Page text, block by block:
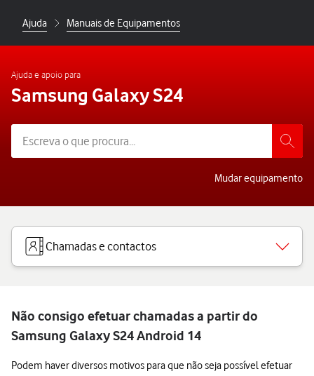
Ajuda Manuais de Equipamentos
Ajuda e apoio para
Samsung Galaxy S24
Mudar equipamento
Chamadas e contactos
Não consigo efetuar chamadas a partir do
Samsung Galaxy S24 Android 14
Podem haver diversos motivos para que não seja possível efetuar